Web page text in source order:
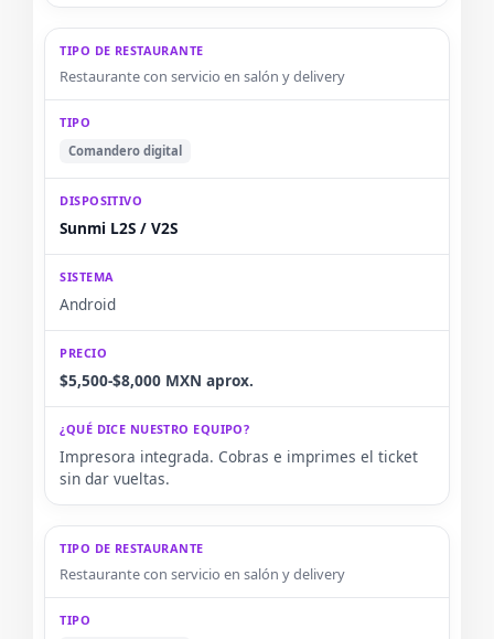
Restaurante con servicio en salón y delivery
Comandero digital
Sunmi L2S / V2S
Android
$5,500-$8,000 MXN aprox.
Impresora integrada. Cobras e imprimes el ticket
sin dar vueltas.
Restaurante con servicio en salón y delivery